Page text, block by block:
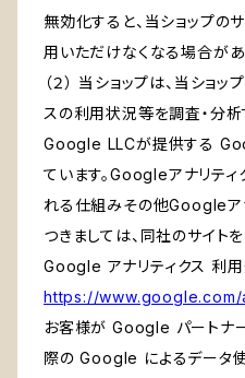
無効化すると、当ショップの
用いただけなくなる場合があ
（２） 当ショップは、当ショ
スの利用状況等を調査・分
Google LLCが提供する
ています。Googleアナリテ
れる仕組みその他Googleア
つきましては、同社のサイトを
Google アナリティクス 利用
https://
お客様が Google パートナ
際の Google によるデータ使